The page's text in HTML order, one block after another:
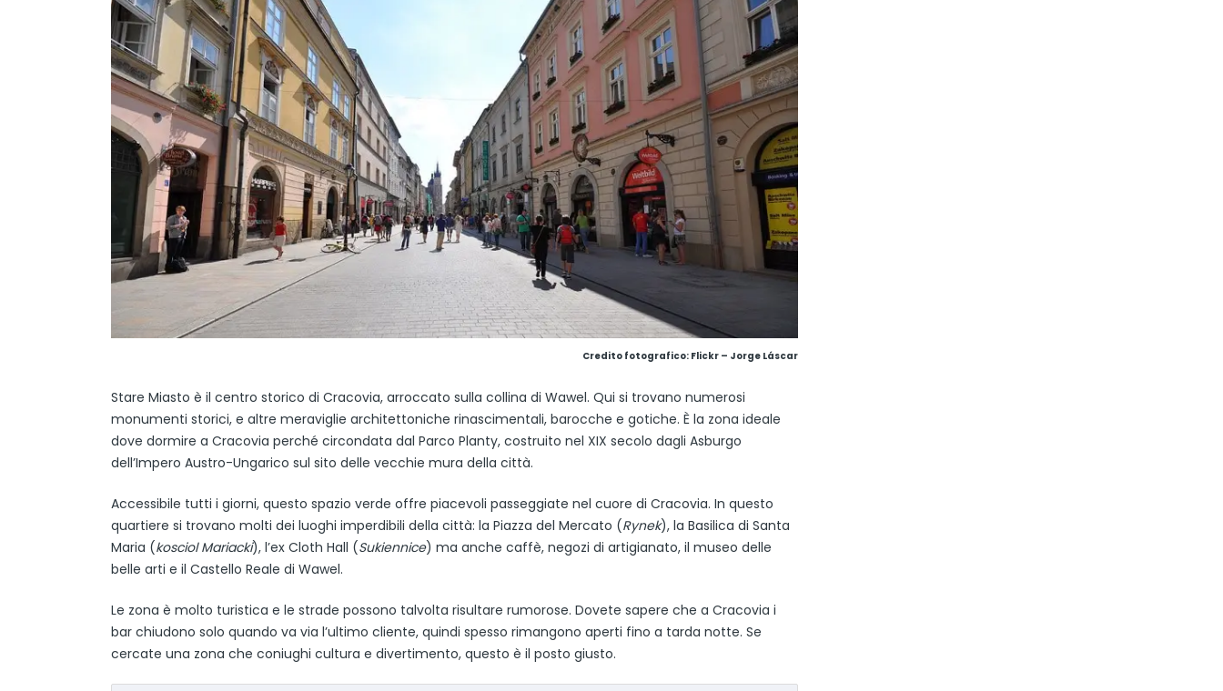
Credito fotografico: Flickr – Jorge Láscar
Stare Miasto è il centro storico di Cracovia, arroccato sulla collina di Wawel. Qui si trovano numerosi
monumenti storici, e altre meraviglie architettoniche rinascimentali, barocche e gotiche. È la zona ideale
dove dormire a Cracovia perché circondata dal Parco Planty, costruito nel XIX secolo dagli Asburgo
dell’Impero Austro-Ungarico sul sito delle vecchie mura della città.
Accessibile tutti i giorni, questo spazio verde offre piacevoli passeggiate nel cuore di Cracovia. In questo
quartiere si trovano molti dei luoghi imperdibili della città: la Piazza del Mercato (Rynek), la Basilica di Santa
Maria (kosciol Mariacki), l’ex Cloth Hall (Sukiennice) ma anche caffè, negozi di artigianato, il museo delle
belle arti e il Castello Reale di Wawel.
Le zona è molto turistica e le strade possono talvolta risultare rumorose. Dovete sapere che a Cracovia i
bar chiudono solo quando va via l’ultimo cliente, quindi spesso rimangono aperti fino a tarda notte. Se
cercate una zona che coniughi cultura e divertimento, questo è il posto giusto.